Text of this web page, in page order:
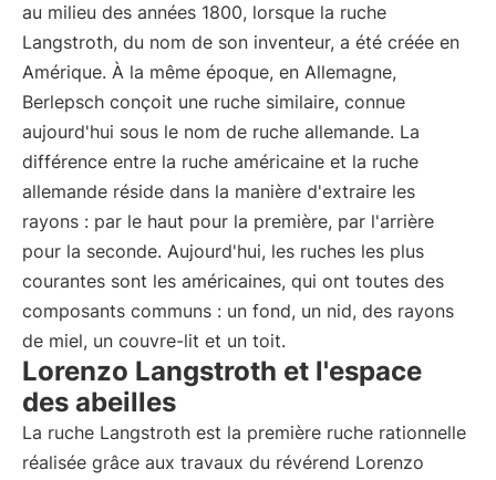
au milieu des années 1800, lorsque la ruche
Langstroth, du nom de son inventeur, a été créée en
Amérique. À la même époque, en Allemagne,
Berlepsch conçoit une ruche similaire, connue
aujourd'hui sous le nom de ruche allemande. La
différence entre la ruche américaine et la ruche
allemande réside dans la manière d'extraire les
rayons : par le haut pour la première, par l'arrière
pour la seconde. Aujourd'hui, les ruches les plus
courantes sont les américaines, qui ont toutes des
composants communs : un fond, un nid, des rayons
de miel, un couvre-lit et un toit.
Lorenzo Langstroth et l'espace
des abeilles
La ruche Langstroth est la première ruche rationnelle
réalisée grâce aux travaux du révérend Lorenzo